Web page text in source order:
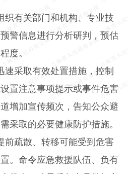
织有关部门和机构、专业技
警信息进行分析研判，预估
度。
速采取有效处置措施，控制
置注意事项提示或事件危害
增加宣传频次，告知公众避
采取的必要健康防护措施。
前疏散、转移可能受到危害
。命令应急救援队伍、负有